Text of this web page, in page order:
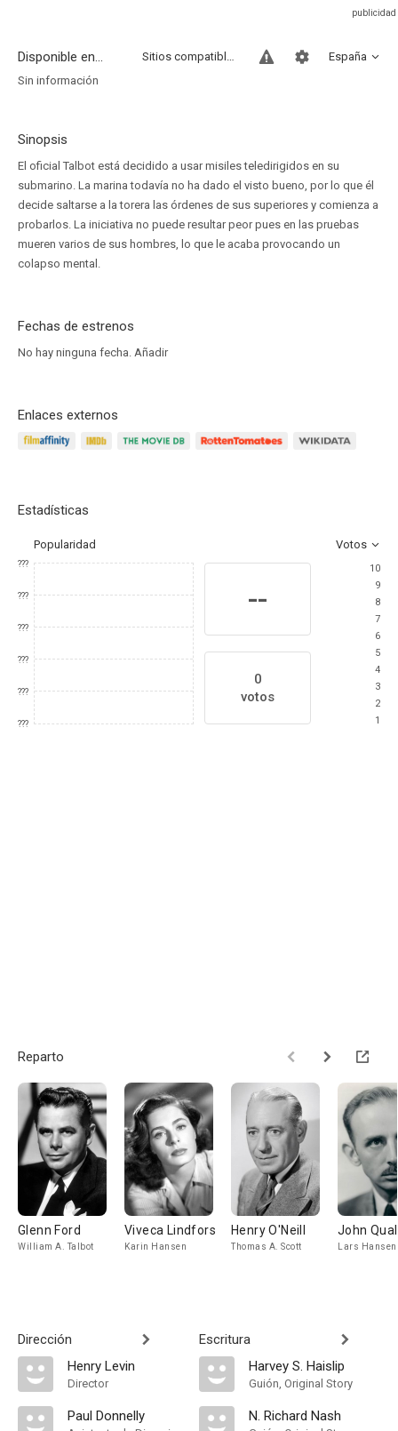
Disponible en... España
Sitios compatibles
Sin información
Sinopsis
El oficial Talbot está decidido a usar misiles teledirigidos en su
submarino. La marina todavía no ha dado el visto bueno, por lo que él
decide saltarse a la torera las órdenes de sus superiores y comienza a
probarlos. La iniciativa no puede resultar peor pues en las pruebas
mueren varios de sus hombres, lo que le acaba provocando un
colapso mental.
Fechas de estrenos
No hay ninguna fecha. Añadir
Enlaces externos
Estadísticas
Popularidad Votos
???
???
???
???
???
???
--
0
votos
10
9
8
7
6
5
4
3
2
1
Reparto
Glenn Ford
William A. Talbot
Viveca Lindfors
Karin Hansen
Henry O'Neill
Thomas A. Scott
John
Lars Hansen
Dirección
Henry Levin
Director
Paul Donnelly
Escritura
Harvey S. Haislip
Guión, Original Story
N. Richard Nash